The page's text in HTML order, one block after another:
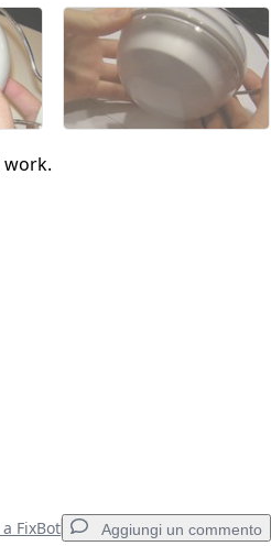
work.
FixBot Aggiungi un commento